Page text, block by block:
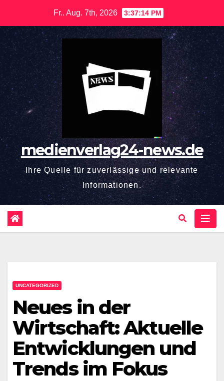
springen
Fr.. Aug. 7th, 2026 3:37:15 PM
medienverlag24-news.de
Ihre Quelle für zuverlässige und relevante
Informationen.
UNCATEGORIZED
Neues in der
Wirtschaft: Aktuelle
Entwicklungen und
Trends im Fokus